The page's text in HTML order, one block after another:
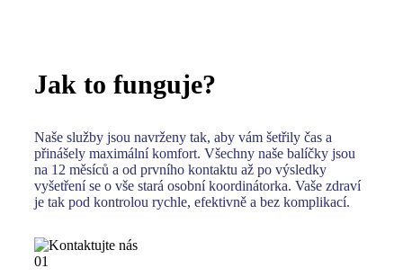
Jak to funguje?
Naše služby jsou navrženy tak, aby vám šetřily čas a
přinášely maximální komfort. Všechny naše balíčky jsou
na 12 měsíců a od prvního kontaktu až po výsledky
vyšetření se o vše stará osobní koordinátorka. Vaše zdraví
je tak pod kontrolou rychle, efektivně a bez komplikací.
01